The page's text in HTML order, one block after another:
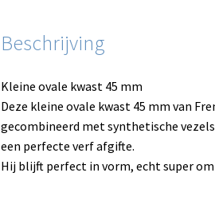
Beschrijving
Kleine ovale kwast 45 mm
Deze kleine ovale kwast 45 mm van
gecombineerd met synthetische
een perfecte verf afgifte.
Hij blijft perfect in vorm, echt super